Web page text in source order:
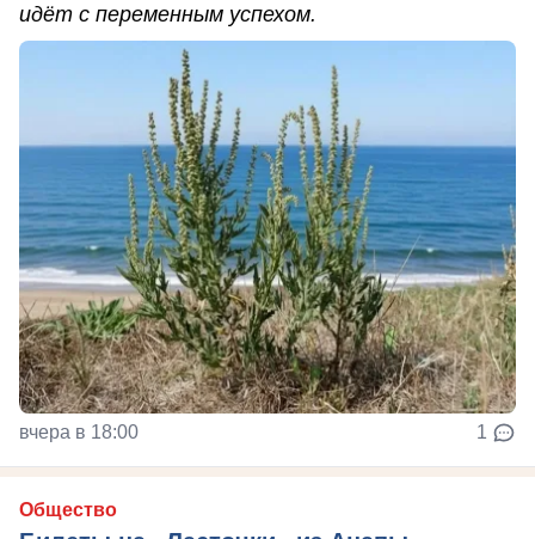
идёт с переменным успехом.
вчера в 18:00 1
Общество